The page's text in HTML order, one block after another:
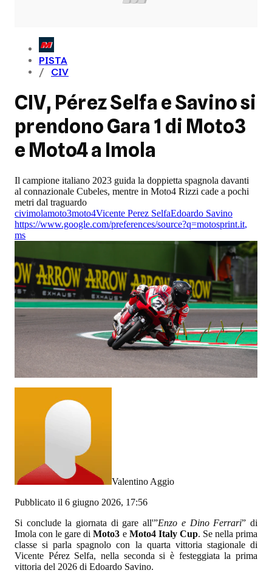
PISTA
CIV
CIV, Pérez Selfa e Savino si
prendono Gara 1 di Moto3
e Moto4 a Imola
Il campione italiano 2023 guida la doppietta spagnola davanti
al connazionale Cubeles, mentre in Moto4 Rizzi cade a pochi
metri dal traguardo
civimolamoto3moto4Vicente Perez SelfaEdoardo Savino
https://www.google.com/preferences/source?q=motosprint.it,
ms
Valentino Aggio
Pubblicato il 6 giugno 2026, 17:56
Si conclude la giornata di gare all'”Enzo e Dino Ferrari” di
Imola con le gare diMoto3 e Moto4 Italy Cup. Se nella prima
classe si parla spagnolo con la quarta vittoria stagionale di
Vicente Pérez Selfa, nella seconda si è festeggiata la prima
vittoria del 2026 di Edoardo Savino.